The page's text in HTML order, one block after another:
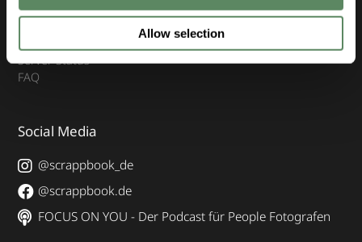
Allow selection
Server Status
FAQ
Social Media
@scrappbook_de
@scrappbook.de
FOCUS ON YOU - Der Podcast für People Fotografen